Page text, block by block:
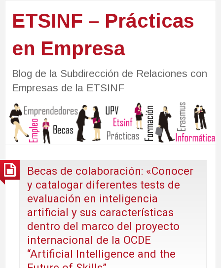
ETSINF – Prácticas
en Empresa
Blog de la Subdirección de Relaciones con
Empresas de la ETSINF
Becas de colaboración: «Conocer
y catalogar diferentes tests de
evaluación en inteligencia
artificial y sus características
dentro del marco del proyecto
internacional de la OCDE
“Artificial Intelligence and the